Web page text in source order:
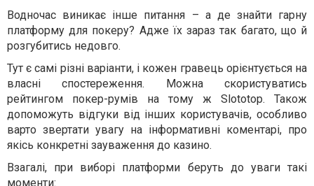
Водночас виникає інше питання – а де знайти гарну
платформу для покеру? Адже їх зараз так багато, що й
розгубитись недовго.
Тут є самі різні варіанти, і кожен гравець орієнтується на
власні спостереження. Можна скористуватись
рейтингом покер-румів на тому ж Slototop. Також
допоможуть відгуки від інших користувачів, особливо
варто звертати увагу на інформативні коментарі, про
якісь конкретні зауваження до казино.
Взагалі, при виборі платформи беруть до уваги такі
моменти: